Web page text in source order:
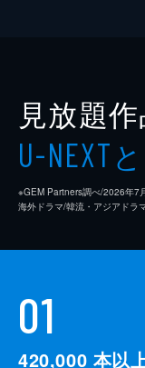
見放題
U-NEXT
※GEM Partners調べ/2026年7
海外ドラマ/韓流・アジアドラ
01
420,000 本以